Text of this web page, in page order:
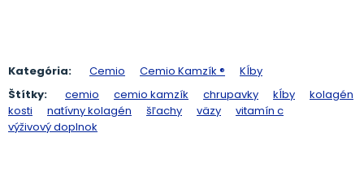
Kategória: Cemio Cemio Kamzík ®
Kĺby
Štítky:
cemio cemio kamzík chrupavky kĺby
kolagén
kosti
natívny kolagén šľachy väzy
vitamín c
výživový doplnok